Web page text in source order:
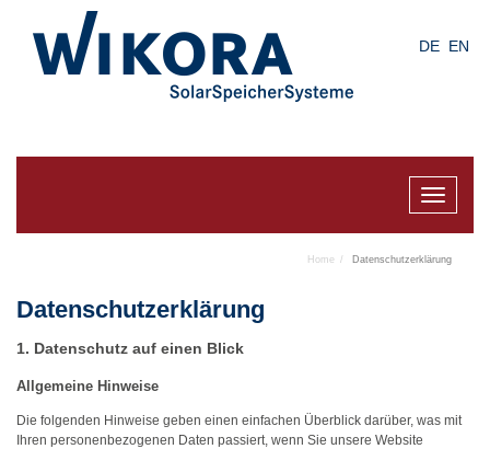
DE EN
Toggle
Home Datenschutzerklärung
Datenschutz­erklärung
1. Datenschutz auf einen Blick
Allgemeine Hinweise
Die folgenden Hinweise geben einen einfachen Überblick darüber, was mit
Ihren personenbezogenen Daten passiert, wenn Sie unsere Website